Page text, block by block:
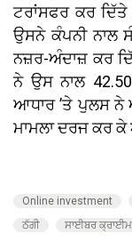
ਟਰਾਂਸਫਰ ਕਰ
ਉਸਨੇ ਕੰਪਨੀ ਨਾਲ
ਨਜ਼ਰ-ਅੰਦਾਜ਼ ਕਰ
ਨੇ ਉਸ ਨਾਲ
ਆਧਾਰ ’ਤੇ ਪੁਲਸ ਨੇ
ਮਾਮਲਾ ਦਰਜ ਕਰ ਕੇ
Online investment
ਠੱਗੀ
ਸਾਈਬਰ